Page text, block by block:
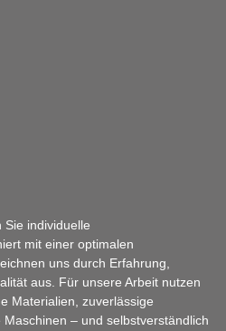
Sie individuelle
mit einer optimalen
uns durch Erfahrung,
aus. Für unsere Arbeit nutzen
Materialien, zuverlässige
– und selbstverständlich